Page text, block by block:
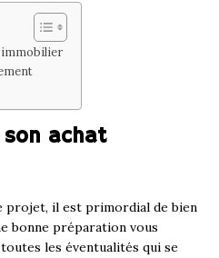
immobilier
son achat
projet, il est primordial de bien
bonne préparation vous
les éventualités qui se